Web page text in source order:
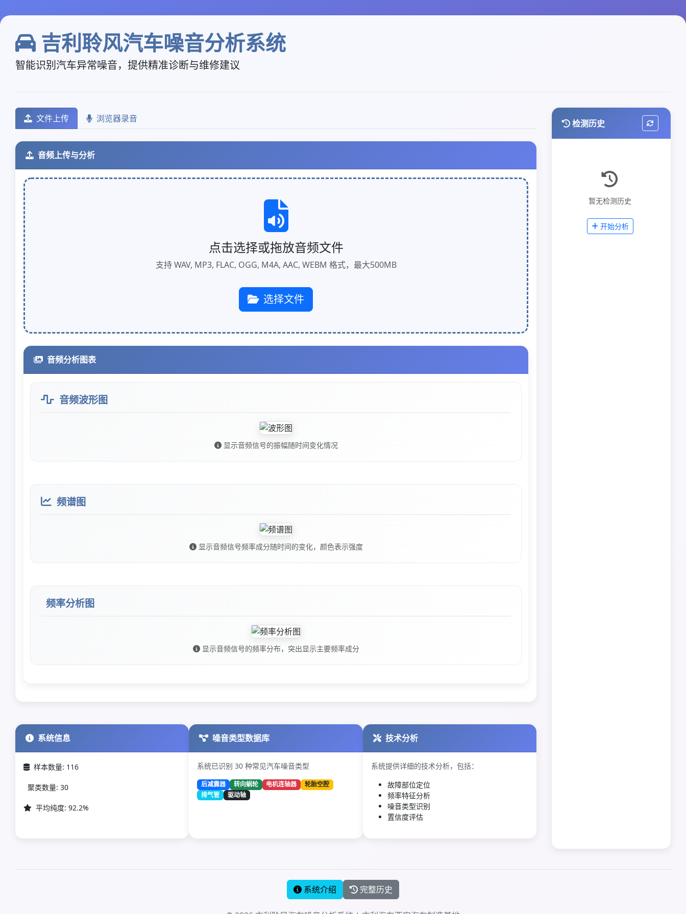
吉利聆风汽车噪音分析系统
智能识别汽车异常噪音，提供精准诊断与维修建议
文件上传 浏览器录音
音频上传与分析
点击选择或拖放音频文件
支持 WAV, MP3, FLAC, OGG, M4A, AAC, WEBM 格式，最大500MB
选择文件
音频分析图表
音频波形图
显示音频信号的振幅随时间变化情况
频谱图
显示音频信号频率成分随时间的变化，颜色表示强度
频率分析图
显示音频信号的频率分布，突出显示主要频率成分
系统信息
样本数量: 116
聚类数量: 30
平均纯度: 92.2%
噪音类型数据库
系统已识别 30 种常见汽车噪音类型
后减震器 转向蜗轮 电机连轴器
轮胎空腔
排气管
驱动轴
技术分析
系统提供详细的技术分析，包括：
故障部位定位
频率特征分析
噪音类型识别
置信度评估
检测历史
暂无检测历史
开始分析
系统介绍 完整历史